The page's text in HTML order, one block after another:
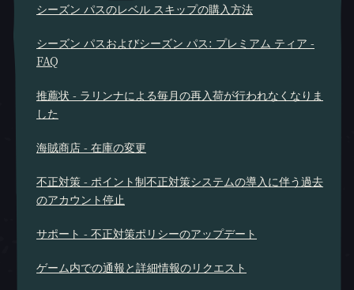
シーズン パスのレベル スキップの購入方法
シーズン パスおよびシーズン パス: プレミアム ティア -
FAQ
推薦状 - ラリンナによる毎月の再入荷が行われなくなりま
した
海賊商店 - 在庫の変更
不正対策 - ポイント制不正対策システムの導入に伴う過去
のアカウント停止
サポート - 不正対策ポリシーのアップデート
ゲーム内での通報と詳細情報のリクエスト